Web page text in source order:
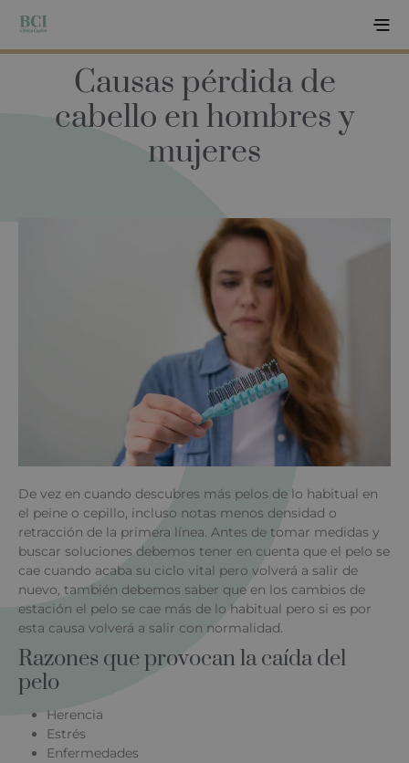
Causas pérdida de
cabello en hombres y
mujeres
De vez en cuando descubres más pelos de lo habitual en
el peine o cepillo, incluso notas menos densidad o
retracción de la primera línea. Antes de tomar medidas y
buscar soluciones debemos tener en cuenta que el pelo se
cae cuando acaba su ciclo vital pero volverá a salir de
nuevo, también debemos saber que en los cambios de
estación el pelo se cae más de lo habitual pero si es por
esta causa volverá a salir con normalidad.
Razones que provocan la caída del
pelo
Herencia
Estrés
Enfermedades